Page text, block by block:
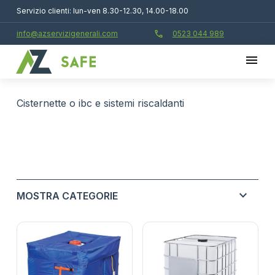
Servizio clienti: lun-ven 8.30-12.30, 14.00-18.00
info@azservizigenerali.com call 0523 044 989
cisternette o ibc e sistemi riscaldanti
MOSTRA CATEGORIE expand_more
ASSORBENTI INDUSTRIALI E TECNOLOGIE
ANTINQUINAMENTO
expand_more